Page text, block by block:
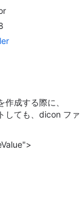
成する際に、
しても、dicon フ